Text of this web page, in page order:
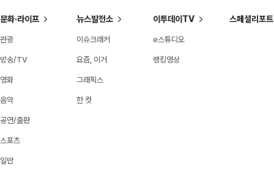
문화·라이프
관광
방송/TV
영화
음악
공연/출판
스포츠
일반
뉴스발전소
이슈크래커
요즘, 이거
그래픽스
한 컷
이투데이TV
e스튜디오
랭킹영상
스페셜리포트